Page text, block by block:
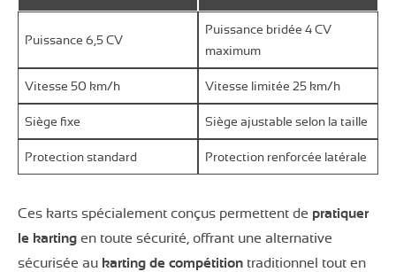
Puissance 6,5 CV
Puissance bridée 4 CV
maximum
Vitesse 50 km/h Vitesse limitée 25 km/h
Siège fixe Siège ajustable selon la taille
Protection standard Protection renforcée latérale
Ces karts spécialement conçus permettent de pratiquer
le karting en toute sécurité, offrant une alternative
sécurisée au karting de compétition traditionnel tout en